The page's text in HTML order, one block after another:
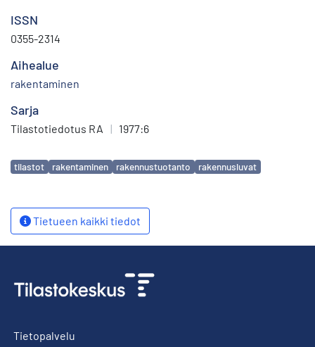
ISSN
0355-2314
Aihealue
rakentaminen
Sarja
Tilastotiedotus RA | 1977:6
Avainsanat
tilastot rakentaminen rakennustuotanto rakennusluvat
Tietueen kaikki tiedot
Tietopalvelu